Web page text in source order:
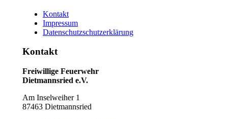
Kontakt
Impressum
Datenschutzschutzerklärung
Kontakt
Freiwillige Feuerwehr
Dietmannsried e.V.
Am Inselweiher 1
87463 Dietmannsried